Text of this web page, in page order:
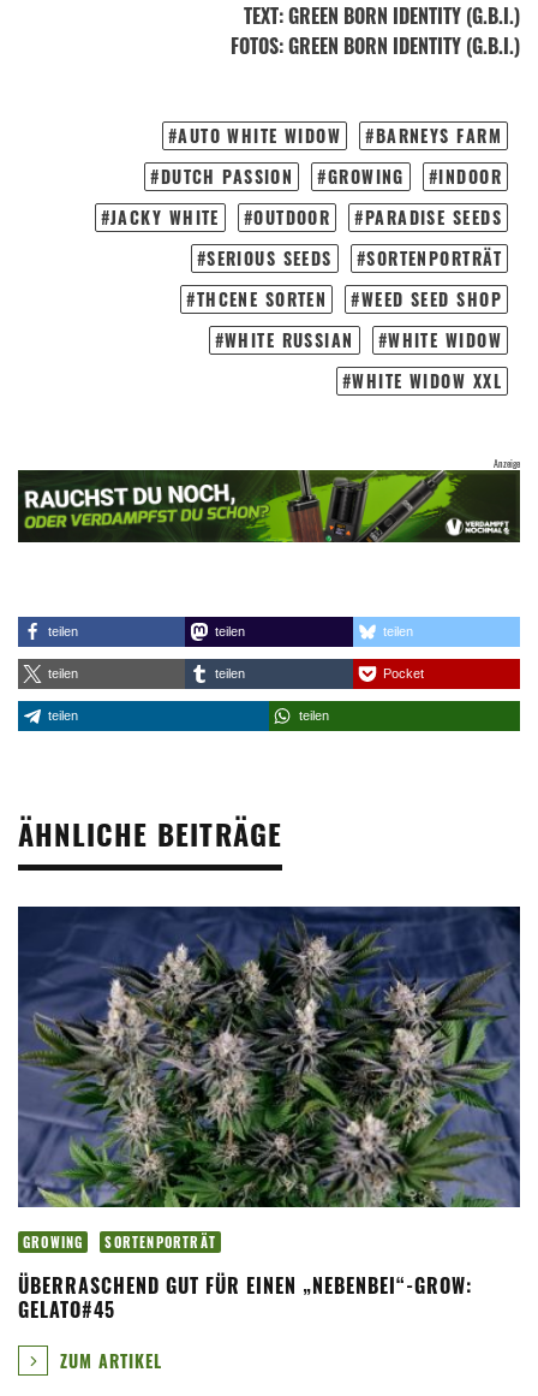
TEXT:GREEN BORN IDENTITY (G.B.I.)
FOTOS: GREEN BORN IDENTITY (G.B.I.)
AUTO WHITE WIDOW
BARNEYS FARM
DUTCH PASSION
GROWING
INDOOR
JACKY WHITE
OUTDOOR
PARADISE SEEDS
SERIOUS SEEDS
SORTENPORTRÄT
THCENE SORTEN
WEED SEED SHOP
WHITE RUSSIAN
WHITE WIDOW
WHITE WIDOW XXL
teilen teilen teilen
teilen teilen Pocket
teilen teilen
ÄHNLICHE BEITRÄGE
GROWING SORTENPORTRÄT
ÜBERRASCHEND GUT FÜR EINEN „NEBENBEI“-GROW:
GELATO#45
ZUM ARTIKEL